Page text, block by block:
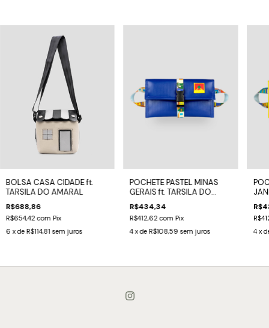
BOLSA CASA CIDADE ft.
TARSILA DO AMARAL
R$688,86
R$654,42com Pix
6 x de R$114,81 sem juros
POCHETE PASTEL MINAS
GERAIS ft. TARSILA DO
AMARAL
R$434,34
R$412,62com Pix
4 x de R$108,59 sem juros
4 x